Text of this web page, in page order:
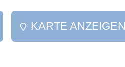
KARTE ANZEIGEN